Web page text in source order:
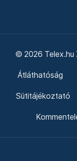
© 2026 Telex.hu
Átláthatóság
Sütitájékoztató